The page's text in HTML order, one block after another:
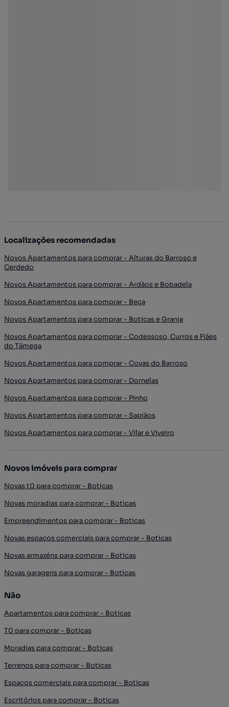
Localizações recomendadas
Novos Apartamentos para comprar - Alturas do Barroso e
Cerdedo
Novos Apartamentos para comprar - Ardãos e Bobadela
Novos Apartamentos para comprar - Beça
Novos Apartamentos para comprar - Boticas e Granja
Novos Apartamentos para comprar - Codessoso, Curros e Fiães
do Tâmega
Novos Apartamentos para comprar - Covas do Barroso
Novos Apartamentos para comprar - Dornelas
Novos Apartamentos para comprar - Pinho
Novos Apartamentos para comprar - Sapiãos
Novos Apartamentos para comprar - Vilar e Viveiro
Novos imóveis para comprar
Novas t0 para comprar - Boticas
Novas moradias para comprar - Boticas
Empreendimentos para comprar - Boticas
Novas espaços comerciais para comprar - Boticas
Novas armazéns para comprar - Boticas
Novas garagens para comprar - Boticas
Não
Apartamentos para comprar - Boticas
T0 para comprar - Boticas
Moradias para comprar - Boticas
Terrenos para comprar - Boticas
Espaços comerciais para comprar - Boticas
Escritórios para comprar - Boticas